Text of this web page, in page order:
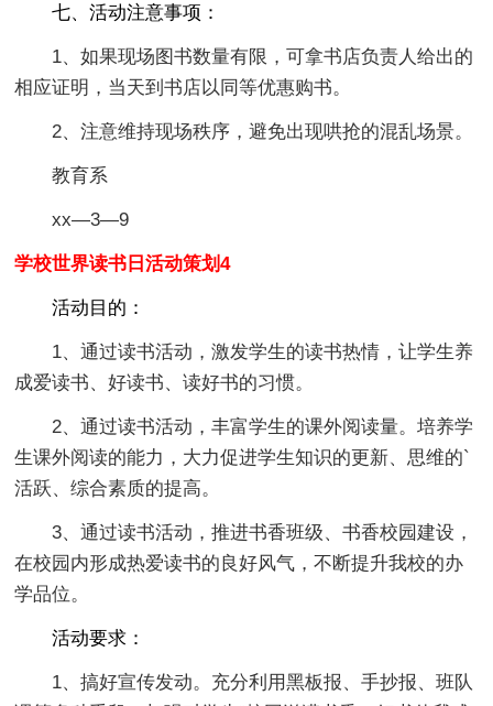
七、活动注意事项：
1、如果现场图书数量有限，可拿书店负责人给出的
相应证明，当天到书店以同等优惠购书。
2、注意维持现场秩序，避免出现哄抢的混乱场景。
教育系
xx—3—9
学校世界读书日活动策划4
活动目的：
1、通过读书活动，激发学生的读书热情，让学生养
成爱读书、好读书、读好书的习惯。
2、通过读书活动，丰富学生的课外阅读量。培养学
生课外阅读的能力，大力促进学生知识的更新、思维的`
活跃、综合素质的提高。
3、通过读书活动，推进书香班级、书香校园建设，
在校园内形成热爱读书的良好风气，不断提升我校的办
学品位。
活动要求：
1、搞好宣传发动。充分利用黑板报、手抄报、班队